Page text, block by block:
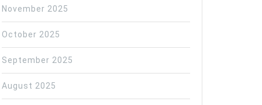
November 2025
October 2025
September 2025
August 2025